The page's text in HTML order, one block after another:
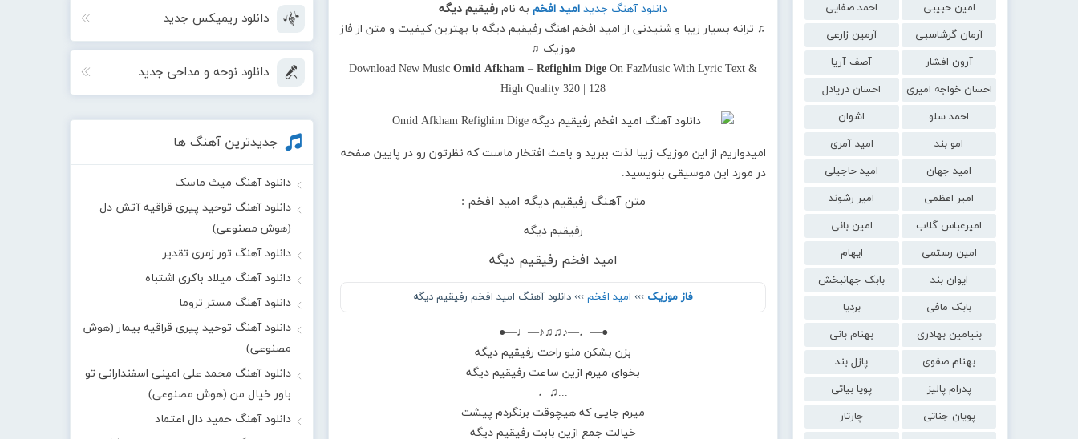
امین حبیبی
احمد صفایی
آرمان گرشاسبی
آرمین زارعی
آرون افشار
آصف آریا
احسان خواجه امیری
احسان دریادل
احمد سلو
اشوان
امو بند
امید آمری
امید جهان
امید حاجیلی
امیر اعظمی
امیر رشوند
امیرعباس گلاب
امین بانی
امین رستمی
ایهام
ایوان بند
بابک جهانبخش
بابک مافی
بردیا
بنیامین بهادری
بهنام بانی
بهنام صفوی
پازل بند
پدرام پالیز
پویا بیاتی
پویان جناتی
چارتار
دانلود آهنگ جدید امید افخمبه نام رفیقیم دیگه
♫ ترانه بسیار زیبا و شنیدنی از امید افخم اهنگ رفیقیم دیگه با بهترین کیفیت و متن از فاز
موزیک ♫
Download New MusicOmid Afkham –Refighim Dige On FazMusic With Lyric Text &
High Quality 320 | 128
امیدواریم از این موزیک زیبا لذت ببرید و باعث افتخار ماست که نظرتون رو در پایین صفحه
در مورد این موسیقی بنویسید.
متن آهنگ رفیقیم دیگه امید افخم :
رفیقیم دیگه
امید افخم رفیقیم دیگه
فاز موزیک ››› امید افخم››› دانلود آهنگ امید افخم رفیقیم دیگه
●—♩—♪♫♫♪—♩—●
بزن بشکن منو راحت رفیقیم دیگه
بخوای میرم ازین ساعت رفیقیم دیگه
...♫♩
میرم جایی که هیچوقت برنگردم پیشت
خیالت جمع ازین بابت رفیقیم دیگه
دانلود ریمیکس جدید
دانلود نوحه و مداحی جدید
جدیدترین آهنگ ها
دانلود آهنگ میث ماسک
دانلود آهنگ توحید پیری قراقیه آتش دل
(هوش مصنوعی)
دانلود آهنگ تور زمری تقدیر
دانلود آهنگ میلاد باکری اشتباه
دانلود آهنگ مستر تروما
دانلود آهنگ توحید پیری قراقیه بیمار (هوش
مصنوعی)
دانلود آهنگ محمد علی امینی اسفندارانی تو
باور خیال من (هوش مصنوعی)
دانلود آهنگ حمید دال اعتماد